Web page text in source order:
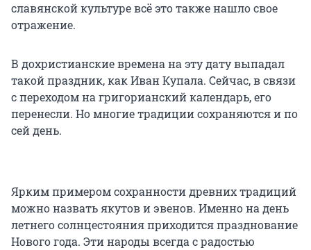
славянской культуре всё это также нашло свое
отражение.
В дохристианские времена на эту дату выпадал
такой праздник, как Иван Купала. Сейчас, в связи
с переходом на григорианский календарь, его
перенесли. Но многие традиции сохраняются и по
сей день.
Ярким примером сохранности древних традиций
можно назвать якутов и эвенов. Именно на день
летнего солнцестояния приходится празднование
Нового года. Эти народы всегда с радостью